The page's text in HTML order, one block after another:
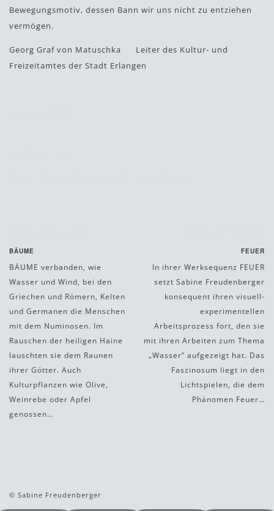
Bewegungsmotiv, dessen Bann wir uns nicht zu entziehen
vermögen.
Georg Graf von Matuschka Leiter des Kultur- und
Freizeitamtes der Stadt Erlangen
BÄUME
BÄUME verbanden, wie
Wasser und Wind, bei den
Griechen und Römern, Kelten
und Germanen die Menschen
mit dem Numinosen. Im
Rauschen der heiligen Haine
lauschten sie dem Raunen
ihrer Götter. Auch
Kulturpflanzen wie Olive,
Weinrebe oder Apfel
genossen…
FEUER
In ihrer Werksequenz FEUER
setzt Sabine Freudenberger
konsequent ihren visuell-
experimentellen
Arbeitsprozess fort, den sie
mit ihren Arbeiten zum Thema
„Wasser“ aufgezeigt hat. Das
Faszinosum liegt in den
Lichtspielen, die dem
Phänomen Feuer…
© Sabine Freudenberger